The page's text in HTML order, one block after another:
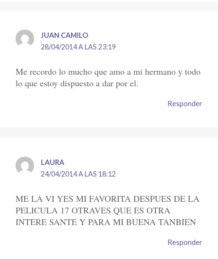
JUAN CAMILO
28/04/2014 A LAS 23:19
Me recordo lo mucho que amo a mi hermano y todo
lo que estoy dispuesto a dar por el.
Responder
LAURA
24/04/2014 A LAS 18:12
ME LA VI YES MI FAVORITA DESPUES DE LA
PELICULA 17 OTRAVES QUE ES OTRA
INTERE SANTE Y PARA MI BUENA TANBIEN
Responder